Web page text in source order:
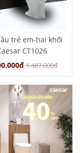
trẻ em-hai khối
CT1026
1.487.000đ